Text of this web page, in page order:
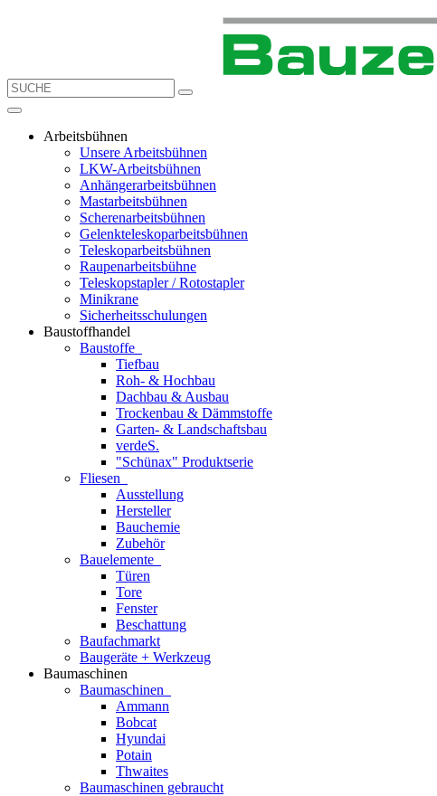
Arbeitsbühnen
Unsere Arbeitsbühnen
LKW-Arbeitsbühnen
Anhängerarbeitsbühnen
Mastarbeitsbühnen
Scherenarbeitsbühnen
Gelenkteleskoparbeitsbühnen
Teleskoparbeitsbühnen
Raupenarbeitsbühne
Teleskopstapler / Rotostapler
Minikrane
Sicherheitsschulungen
Baustoffhandel
Baustoffe
Tiefbau
Roh- & Hochbau
Dachbau & Ausbau
Trockenbau & Dämmstoffe
Garten- & Landschaftsbau
verdeS.
"Schünax" Produktserie
Fliesen
Ausstellung
Hersteller
Bauchemie
Zubehör
Bauelemente
Türen
Tore
Fenster
Beschattung
Baufachmarkt
Baugeräte + Werkzeug
Baumaschinen
Baumaschinen
Ammann
Bobcat
Hyundai
Potain
Thwaites
Baumaschinen gebraucht